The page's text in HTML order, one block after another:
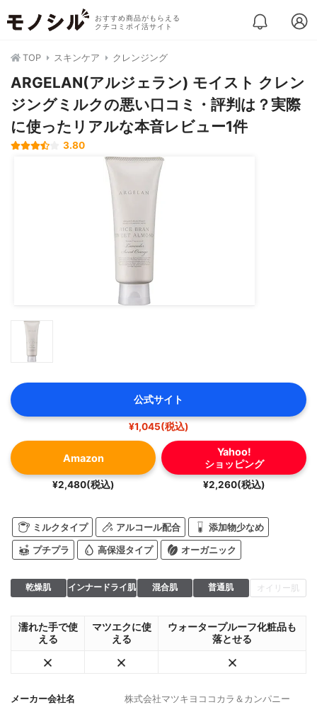
おすすめ商品がもらえる
クチコミポイ活サイト
TOP スキンケア クレンジング
ARGELAN(アルジェラン) モイスト クレン
ジングミルクの悪い口コミ・評判は？実際
に使ったリアルな本音レビュー1件
3.80
公式サイト
¥1,045(税込)
Amazon
¥2,480(税込)
Yahoo!
ショッピング
¥2,260(税込)
ミルクタイプ アルコール配合 添加物少なめ
プチプラ 高保湿タイプ オーガニック
乾燥肌 インナードライ肌 混合肌 普通肌 オイリー肌
濡れた手で使
える
マツエクに使
える
ウォータープルーフ化粧品も
落とせる
メーカー会社名
株式会社マツキヨココカラ＆カンパニー